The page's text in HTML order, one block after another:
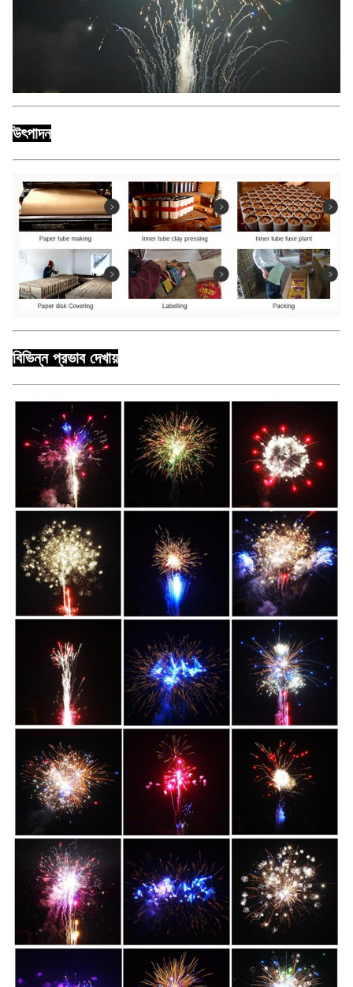
উৎপাদন
বিভিন্ন প্রভাব দেখায়